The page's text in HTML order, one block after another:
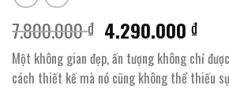
7.800.000₫ Giá
gốc
là:
4.290.000₫Giá
hiện
tại
Một không gian đẹp, ấn tượng không chỉ
cách thiết kế mà nó cũng không thể thiếu